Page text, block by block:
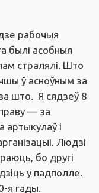
рабочыя
былі асобныя
стралялі. Што
ў асноўным за
за што. Я сядзеў 8
— за
артыкулаў і
Людзі
бо другі
у падполле.
я гады.